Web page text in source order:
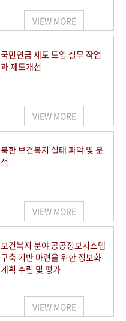
VIEW MORE
국민연금 제도 도입 실무 작업
과 제도개선
VIEW MORE
북한 보건복지 실태 파악 및 분
석
VIEW MORE
보건복지 분야 공공정보시스템
구축 기반 마련을 위한 정보화
계획 수립 및 평가
VIEW MORE